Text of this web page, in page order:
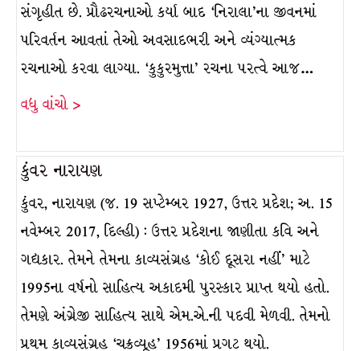
સંગૃહીત છે. પ્રૌઢરચનાઓ કર્યા બાદ ‘નિરાલા’ના જીવનમાં
પરિવર્તન આવતાં તેઓ અવસાદભરી અને વ્યંગ્યાત્મક
રચનાઓ કરવા લાગ્યા. ‘કુકુરમુત્તા’ રચના પરત્વે આજ…
વધુ વાંચો >
કુંવર નારાયણ
કુંવર, નારાયણ (જ. 19 સપ્ટેમ્બર 1927, ઉત્તર પ્રદેશ; અ. 15
નવેમ્બર 2017, દિલ્હી) : ઉત્તર પ્રદેશના જાણીતા કવિ અને
ગદ્યકાર. તેમને તેમના કાવ્યસંગ્રહ ‘કોઈ દૂસરા નહીં’ માટે
1995ના વર્ષનો સાહિત્ય અકાદમી પુરસ્કાર પ્રાપ્ત થયો હતો.
તેમણે અંગ્રેજી સાહિત્ય સાથે એમ.એ.ની પદવી મેળવી. તેમનો
પ્રથમ કાવ્યસંગ્રહ ‘ચક્રવ્યૂહ’ 1956માં પ્રગટ થયો.